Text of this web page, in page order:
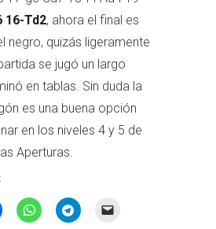
16-Td2, ahora el final es
negro, quizás ligeramente
se jugó un largo
en tablas. Sin duda la
es una buena opción
en los niveles 4 y 5 de
Aperturas.